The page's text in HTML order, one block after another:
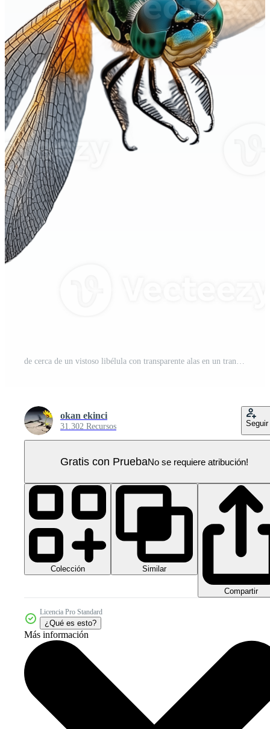
de cerca de un vistoso libélula con transparente alas en un transparente antecedentes PNG Pro
okan ekinci
31.302 Recursos Seguir
Gratis con PruebaNo se requiere atribución!
Colección Similar
Compartir
Licencia Pro Standard
¿Qué es esto?
Más información